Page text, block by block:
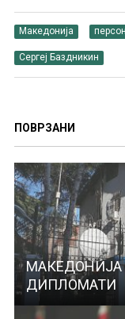
Македонија
Сергеј Баздникин
ПОВРЗАНИ
МАКЕДОНИЈА
ДИПЛОМАТИ